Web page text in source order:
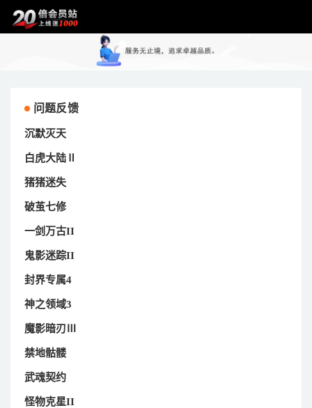
问题反馈
沉默灭天
白虎大陆Ⅱ
猪猪迷失
破茧七修
一剑万古II
鬼影迷踪II
封界专属4
神之领域3
魔影暗刃Ⅲ
禁地骷髅
武魂契约
怪物克星II